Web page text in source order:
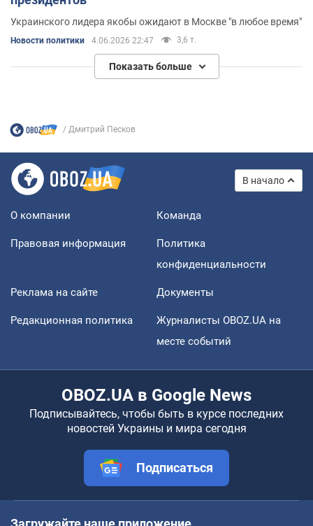
Украинского лидера якобы ожидают в Москве "в любое время"
Новости политики 4.06.2026 22:47 3,6 т.
Показать больше
Дмитрий Песков
В начало
О компании Команда
Правовая информация
Политика
конфиденциальности
Реклама на сайте Документы
Редакционная политика
Журналисты OBOZ.UA на
месте событий
OBOZ.UA в Google News
Подписывайтесь, чтобы быть в курсе последних
новостей Украины и мира сегодня
Подписаться